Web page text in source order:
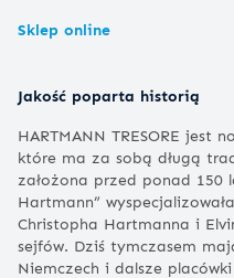
Sklep online
Jakość poparta historią
HARTMANN TRESORE jest
które ma za sobą długą
założona przed ponad 150
Hartmann”
Christopha Hartmanna i
sejfów. Dziś tymczasem
Niemczech i dalsze placówki